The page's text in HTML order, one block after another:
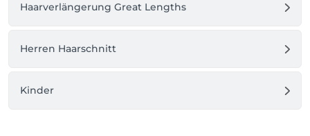
Haarverlängerung Great Lengths
Herren Haarschnitt
Kinder